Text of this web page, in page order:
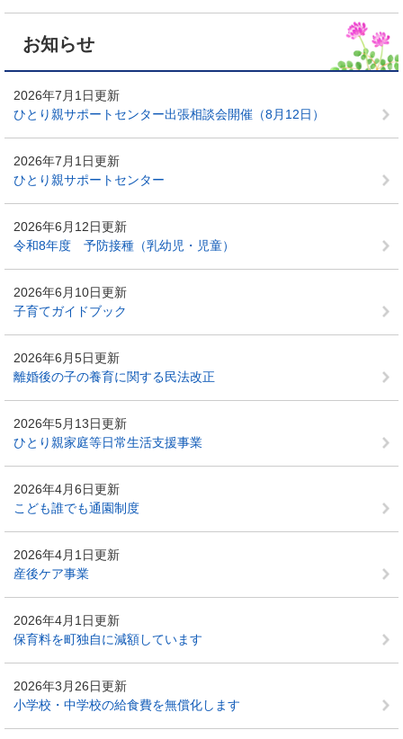
お知らせ
2026年7月1日更新
ひとり親サポートセンター出張相談会開催（8月12日）
2026年7月1日更新
ひとり親サポートセンター
2026年6月12日更新
令和8年度 予防接種（乳幼児・児童）
2026年6月10日更新
子育てガイドブック
2026年6月5日更新
離婚後の子の養育に関する民法改正
2026年5月13日更新
ひとり親家庭等日常生活支援事業
2026年4月6日更新
こども誰でも通園制度
2026年4月1日更新
産後ケア事業
2026年4月1日更新
保育料を町独自に減額しています
2026年3月26日更新
小学校・中学校の給食費を無償化します